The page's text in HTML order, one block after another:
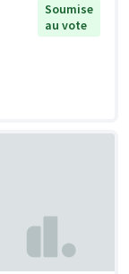
Soumise
au vote